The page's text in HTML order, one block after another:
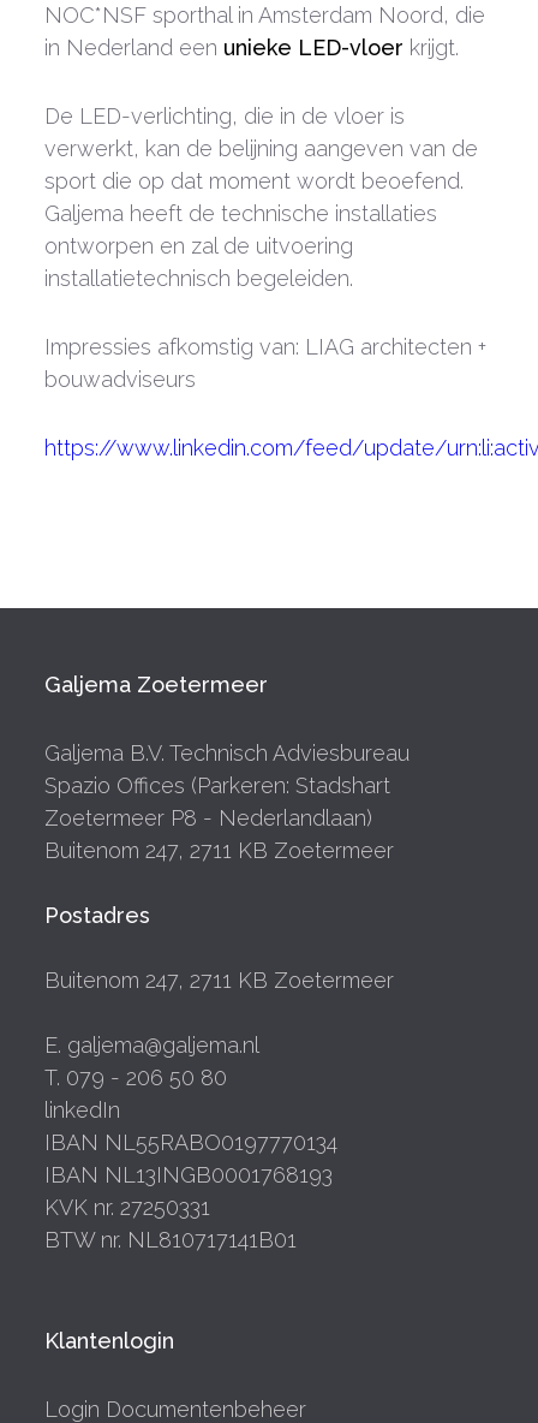
NOC*NSF sporthal in Amsterdam Noord, die
in Nederland een unieke LED-vloer krijgt.
De LED-verlichting, die in de vloer is
verwerkt, kan de belijning aangeven van de
sport die op dat moment wordt beoefend.
Galjema heeft de technische installaties
ontworpen en zal de uitvoering
installatietechnisch begeleiden.
Impressies afkomstig van: LIAG architecten +
bouwadviseurs
https://www.linkedin.com/feed/update/
Galjema Zoetermeer
Galjema B.V. Technisch Adviesbureau
Spazio Offices (Parkeren: Stadshart
Zoetermeer P8 - Nederlandlaan)
Buitenom 247, 2711 KB Zoetermeer
Postadres
Buitenom 247, 2711 KB Zoetermeer
E. galjema@galjema.nl
T. 079 - 206 50 80
linkedIn
IBAN NL55RABO0197770134
IBAN NL13INGB0001768193
KVK nr. 27250331
BTW nr. NL810717141B01
Klantenlogin
Login Documentenbeheer